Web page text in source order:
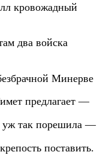
кровожадный
два войска
Минерве
предлагает —
уж так порешила —
поставить.